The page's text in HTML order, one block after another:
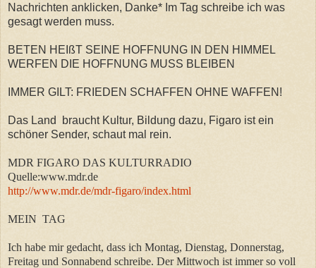
Nachrichten anklicken, Danke* Im Tag schreibe ich was
gesagt werden muss.
BETEN HEIßT SEINE HOFFNUNG IN DEN HIMMEL
WERFEN DIE HOFFNUNG MUSS BLEIBEN
IMMER GILT: FRIEDEN SCHAFFEN OHNE WAFFEN!
Das Land braucht Kultur, Bildung dazu, Figaro ist ein
schöner Sender, schaut mal rein.
MDR FIGARO DAS KULTURRADIO
Quelle:www.mdr.de
http://www.mdr.de/mdr-figaro/index.html
MEIN TAG
Ich habe mir gedacht, dass ich Montag, Dienstag, Donnerstag,
Freitag und Sonnabend schreibe. Der Mittwoch ist immer so voll